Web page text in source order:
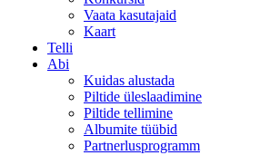
Vaata kasutajaid
Kaart
Telli
Abi
Kuidas alustada
Piltide üleslaadimine
Piltide tellimine
Albumite tüübid
Partnerlusprogramm